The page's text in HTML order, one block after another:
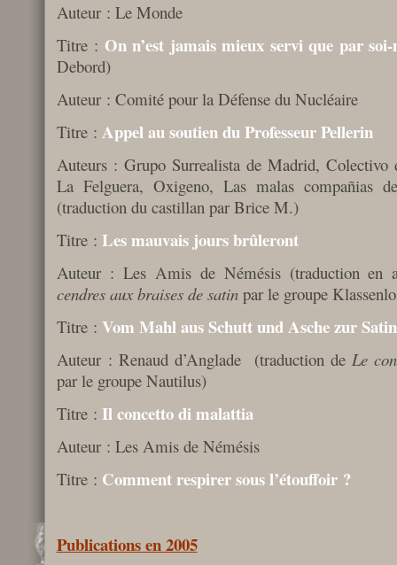
Auteur : Le Monde
Titre : On n’est jamais mieux servi que par soi-
Debord)
Auteur : Comité pour la Défense du Nucléaire
Titre : Appel au soutien du Professeur Pellerin
Auteurs : Grupo Surrealista de Madrid, Colectivo
La Felguera, Oxigeno, Las malas compañias
(traduction du castillan par Brice M.)
Titre : Les mauvais jours brûleront
Auteur : Les Amis de Némésis (traduction en
cendres aux braises de satinpar le groupe
Titre : Vom Mahl aus Schutt und Asche zur
Auteur : Renaud d’Anglade (traduction de Le
par le groupe Nautilus)
Titre : Il concetto di malattia
Auteur : Les Amis de Némésis
Titre : Comment respirer sous l’étouffoir ?
Publications en 2005